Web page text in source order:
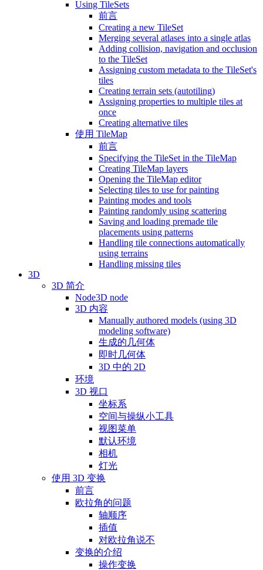
Using TileSets
前言
Creating a new TileSet
Merging several atlases into a single atlas
Adding collision, navigation and occlusion
to the TileSet
Assigning custom metadata to the TileSet's
tiles
Creating terrain sets (autotiling)
Assigning properties to multiple tiles at
once
Creating alternative tiles
使用 TileMap
前言
Specifying the TileSet in the TileMap
Creating TileMap layers
Opening the TileMap editor
Selecting tiles to use for painting
Painting modes and tools
Painting randomly using scattering
Saving and loading premade tile
placements using patterns
Handling tile connections automatically
using terrains
Handling missing tiles
3D
3D 简介
Node3D node
3D 内容
Manually authored models (using 3D
modeling software)
生成的几何体
即时几何体
3D 中的 2D
环境
3D 视口
坐标系
空间与操纵小工具
视图菜单
默认环境
相机
灯光
使用 3D 变换
前言
欧拉角的问题
轴顺序
插值
对欧拉角说不
变换的介绍
操作变换